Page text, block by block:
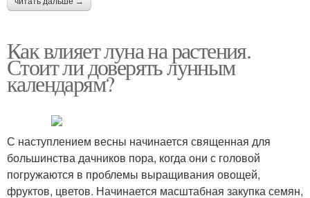
Как влияет луна на растения.
Стоит ли доверять лунным
календарям?
С наступлением весны начинается священная для
большинства дачников пора, когда они с головой
погружаются в проблемы выращивания овощей,
фруктов, цветов. Начинается масштабная закупка семян,